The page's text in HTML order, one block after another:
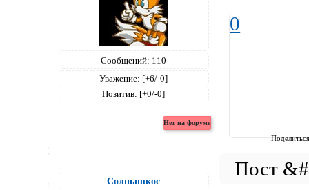
Сообщений: 110
Уважение: [+6/-0]
Позитив: [+0/-0]
0
Солнышкос